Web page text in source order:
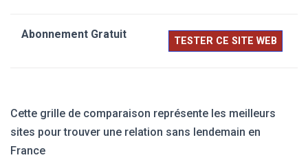
TESTER CE SITE WEB
Cette grille de comparaison représente les meilleurs
sites pour trouver une relation sans lendemain en
France